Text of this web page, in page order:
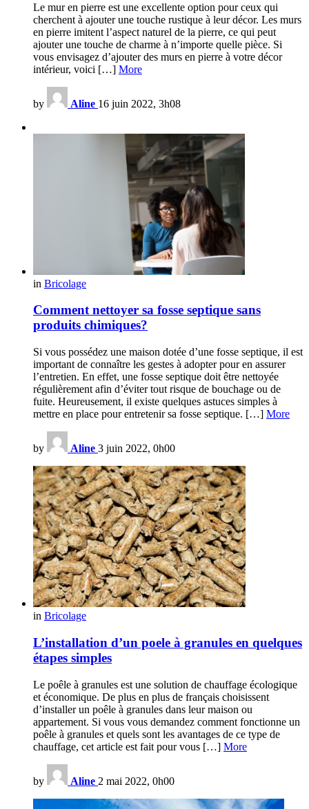
Le mur en pierre est une excellente option pour ceux qui
cherchent à ajouter une touche rustique à leur décor. Les murs
en pierre imitent l’aspect naturel de la pierre, ce qui peut
ajouter une touche de charme à n’importe quelle pièce. Si
vous envisagez d’ajouter des murs en pierre à votre décor
intérieur, voici […] More
by Aline 16 juin 2022, 3h08
in Bricolage
Comment nettoyer sa fosse septique sans
produits chimiques?
Si vous possédez une maison dotée d’une fosse septique, il est
important de connaître les gestes à adopter pour en assurer
l’entretien. En effet, une fosse septique doit être nettoyée
régulièrement afin d’éviter tout risque de bouchage ou de
fuite. Heureusement, il existe quelques astuces simples à
mettre en place pour entretenir sa fosse septique. […] More
by Aline 3 juin 2022, 0h00
in Bricolage
L’installation d’un poele à granules en quelques
étapes simples
Le poêle à granules est une solution de chauffage écologique
et économique. De plus en plus de français choisissent
d’installer un poêle à granules dans leur maison ou
appartement. Si vous vous demandez comment fonctionne un
poêle à granules et quels sont les avantages de ce type de
chauffage, cet article est fait pour vous […] More
by Aline 2 mai 2022, 0h00